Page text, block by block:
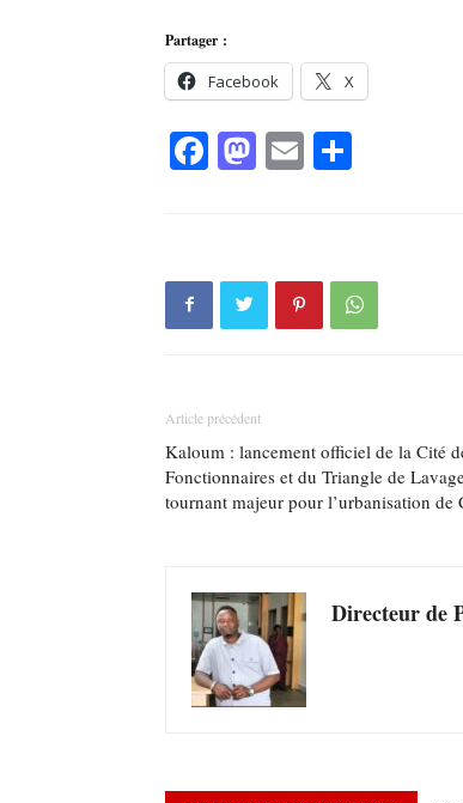
Partager :
Facebook X
Facebook
Mastodon
Email
Article précédent
Kaloum : lancement officiel de la Cité
Fonctionnaires et du Triangle de
tournant majeur pour l’urbanisation de
Directeur de